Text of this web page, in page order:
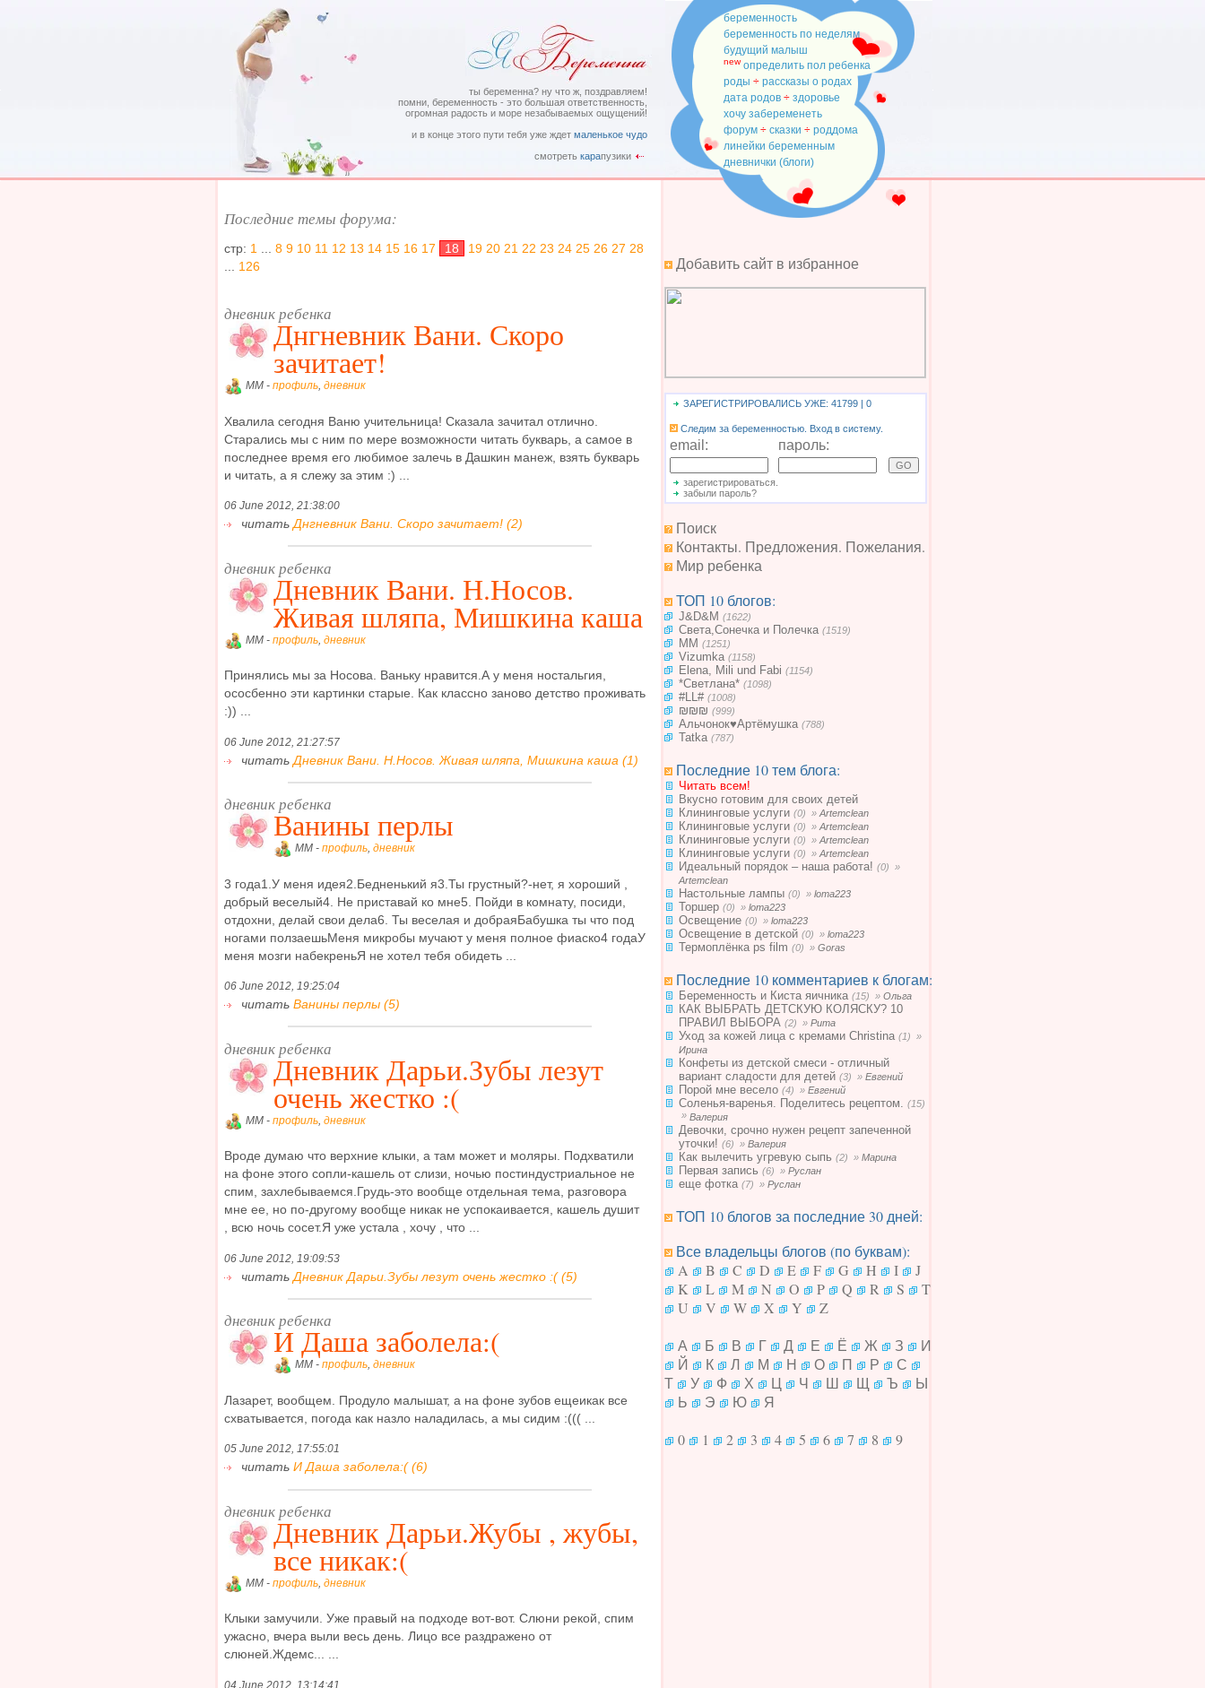
ты беременна? ну что ж, поздравляем!
помни, беременность - это большая ответственность,
огромная радость и море незабываемых ощущений!
и в конце этого пути тебя уже ждет маленькое чудо
смотреть карапузики
беременность
беременность по неделям
будущий малыш
new определить пол ребенка
роды ÷ рассказы о родах
дата родов ÷ здоровье
хочу забеременеть
форум ÷ сказки ÷ роддома
линейки беременным
дневнички (блоги)
Последние темы форума:
стр: 1 8 9 10 11 12 13 14 15 16 17 18 19 20 21 22 23 24 25 26 27 28
126
дневник ребенка
Днгневник Вани. Скоро
зачитает!
MM - профиль, дневник
Хвалила сегодня Ваню учительница! Сказала зачитал отлично.
Старались мы с ним по мере возможности читать букварь, а самое в
последнее время его любимое залечь в Дашкин манеж, взять букварь
и читать, а я слежу за этим :) ...
06 June 2012, 21:38:00
читать Днгневник Вани. Скоро зачитает! (2)
дневник ребенка
Дневник Вани. Н.Носов.
Живая шляпа, Мишкина каша
MM - профиль, дневник
Принялись мы за Носова. Ваньку нравится.А у меня ностальгия,
ососбенно эти картинки старые. Как классно заново детство проживать
:)) ...
06 June 2012, 21:27:57
читать Дневник Вани. Н.Носов. Живая шляпа, Мишкина каша (1)
дневник ребенка
Ванины перлы
MM - профиль, дневник
3 года1.У меня идея2.Бедненький я3.Ты грустный?-нет, я хороший ,
добрый веселый4. Не приставай ко мне5. Пойди в комнату, посиди,
отдохни, делай свои дела6. Ты веселая и добраяБабушка ты что под
ногами ползаешьМеня микробы мучают у меня полное фиаско4 годаУ
меня мозги набекреньЯ не хотел тебя обидеть ...
06 June 2012, 19:25:04
читать Ванины перлы (5)
дневник ребенка
Дневник Дарьи.Зубы лезут
очень жестко :(
MM - профиль, дневник
Вроде думаю что верхние клыки, а там может и моляры. Подхватили
на фоне этого сопли-кашель от слизи, ночью постиндустриальное не
спим, захлебываемся.Грудь-это вообще отдельная тема, разговора
мне ее, но по-другому вообще никак не успокаивается, кашель душит
, всю ночь сосет.Я уже устала , хочу , что ...
06 June 2012, 19:09:53
читать Дневник Дарьи.Зубы лезут очень жестко :( (5)
дневник ребенка
И Даша заболела:(
MM - профиль, дневник
Лазарет, вообщем. Продуло малышат, а на фоне зубов ещеикак все
схватывается, погода как назло наладилась, а мы сидим :((( ...
05 June 2012, 17:55:01
читать И Даша заболела:( (6)
дневник ребенка
Дневник Дарьи.Жубы , жубы,
все никак:(
MM - профиль, дневник
Клыки замучили. Уже правый на подходе вот-вот. Слюни рекой, спим
ужасно, вчера выли весь день. Лицо все раздражено от
слюней.Ждемс... ...
04 June 2012, 13:14:41
Добавить сайт в избранное
ЗАРЕГИСТРИРОВАЛИСЬ УЖЕ: 41799 | 0
Следим за беременностью. Вход в систему.
email: пароль:
зарегистрироваться.
забыли пароль?
Поиск
Контакты. Предложения. Пожелания.
Мир ребенка
ТОП 10 блогов:
J&D&M (1622)
Света,Сонечка и Полечка (1519)
MM (1251)
Vizumka (1158)
Elena, Mili und Fabi (1154)
*Светлана* (1098)
#LL# (1008)
₪₪₪ (999)
Альчонок♥Артёмушка (788)
Tatka (787)
Последние 10 тем блога:
Читать всем!
Вкусно готовим для своих детей
Клининговые услуги (0) » Artemclean
Клининговые услуги (0) » Artemclean
Клининговые услуги (0) » Artemclean
Клининговые услуги (0) » Artemclean
Идеальный порядок – наша работа! (0) »
Artemclean
Настольные лампы (0) » loma223
Торшер (0) » loma223
Освещение (0) » loma223
Освещение в детской (0) » loma223
Термоплёнка ps film (0) » Goras
Последние 10 комментариев к блогам:
Беременность и Киста яичника (15) » Ольга
КАК ВЫБРАТЬ ДЕТСКУЮ КОЛЯСКУ? 10
ПРАВИЛ ВЫБОРА (2) » Рита
Уход за кожей лица с кремами Christina (1) »
Ирина
Конфеты из детской смеси - отличный
вариант сладости для детей (3) » Евгений
Порой мне весело (4) » Евгений
Соленья-варенья. Поделитесь рецептом. (15)
» Валерия
Девочки, срочно нужен рецепт запеченной
уточки! (6) » Валерия
Как вылечить угревую сыпь (2) » Марина
Первая запись (6) » Руслан
еще фотка (7) » Руслан
ТОП 10 блогов за последние 30 дней:
Все владельцы блогов (по буквам):
A
B C D E F G H I
J
K
L M N O P Q R S
T
U
V W X Y
Z
А
Б В Г Д Е Ё Ж З
И
Й
К Л М Н О П Р
С
Т
У Ф Х Ц Ч Ш Щ Ъ
Ы
Ь
Э Ю
Я
0
1 2 3 4 5 6 7 8 9